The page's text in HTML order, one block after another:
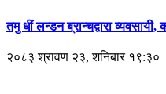
तमु धीं लन्डन ब्रान्चद्वारा
२०८३ श्रावण २३, शनिबार १९:३०